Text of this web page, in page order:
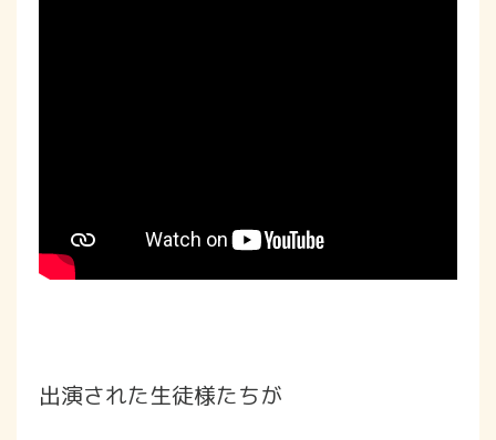
出演された生徒様たちが